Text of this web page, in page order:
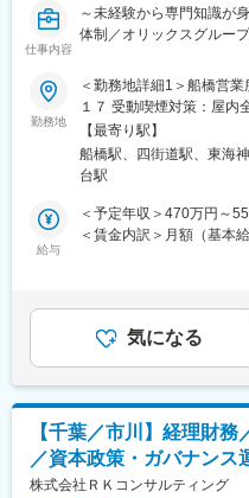
■研修について：
入社後、まずはエリア内
定の店舗配属となります
だける機会もございます。
■就業時間補足：
・支店勤務／勤務時間
・店舗勤務／勤務時間
(店舗による・実働8H／
※休憩内訳（合計90分）…
仕事内容
～未経験から専門知識が
体制／オリックスグルー
＜採用背景＞
当社はトラックレンタル
を強みに成長を続けてい
り、より多くのお客様に
集。車に興味がある方が
＜職務概要＞
法人のお客様に対し、用
えるほど提案の幅が広が
＜業務詳細＞
・既存顧客へのフォロー
・工事情報などを収集し
勤務地
＜勤務地詳細1＞船橋営
１７ 受動喫煙対策：屋内
住所：千葉県四街道市鹿
変更の範囲：会社の定め
【最寄り駅】
船橋駅、四街道駅、東海
台駅
給与
＜予定年収＞470万円～
＜賃金内訳＞月額（基本
の金額であり、選考を通
額)は固定手当を含めた表
気になる
【千葉／市川】経理財
／資本政策・ガバナン
株式会社ＲＫコンサルティング